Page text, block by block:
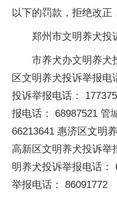
以下的罚款，拒绝改正
郑州市文明养犬投
市养犬办文明养犬
区文明养犬投诉举报电
投诉举报电话：
报电话： 68987521 管
66213641 惠济区文明
高新区文明养犬投诉举
明养犬投诉举报电话：
举报电话： 86091772